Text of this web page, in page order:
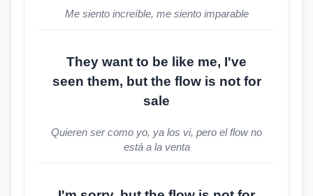
Me siento increíble, me siento imparable
They want to be like me, I've
seen them, but the flow is not for
sale
Quieren ser como yo, ya los vi, pero el flow no
está a la venta